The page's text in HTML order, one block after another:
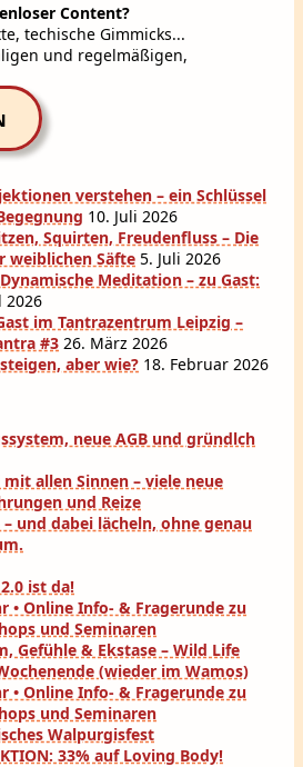
Content?
techische Gimmicks...
und regelmäßigen,
verstehen – ein Schlüssel
10. Juli 2026
Squirten, Freudenfluss – Die
weiblichen Säfte 5. Juli 2026
Meditation – zu Gast:
2026
im Tantrazentrum Leipzig –
#3 26. März 2026
aber wie? 18. Februar 2026
neue AGB und gründlch
mit allen Sinnen – viele neue
und Reize
und dabei lächeln, ohne genau
ist da!
• Online Info- & Fragerunde zu
und Seminaren
Gefühle & Ekstase – Wild Life
(wieder im Wamos)
• Online Info- & Fragerunde zu
und Seminaren
Walpurgisfest
33% auf Loving Body!